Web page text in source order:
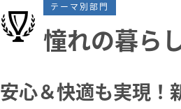
テーマ別部門
憧れの暮ら
安心＆快適も実現！